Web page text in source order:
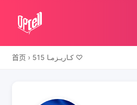
首页 › كـاريـزمـا 515 ♡